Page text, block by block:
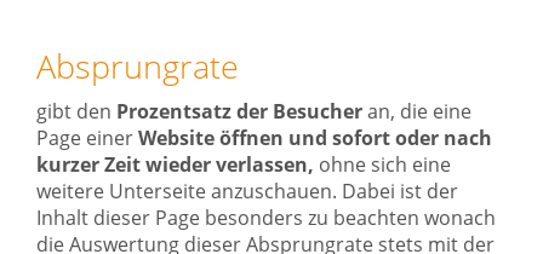
Absprungrate
gibt den Prozentsatz der Besucheran, die eine
Page einerWebsite öffnen und sofort oder nach
kurzer Zeit wieder verlassen, ohne sich eine
weitere Unterseite anzuschauen. Dabei ist der
Inhalt dieser Page besonders zu beachten wonach
die Auswertung dieser Absprungrate stets mit der